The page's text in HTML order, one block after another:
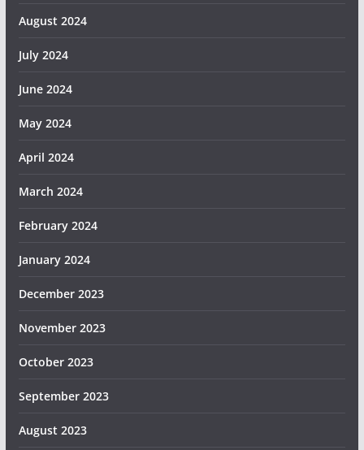
August 2024
July 2024
June 2024
May 2024
April 2024
March 2024
February 2024
January 2024
December 2023
November 2023
October 2023
September 2023
August 2023